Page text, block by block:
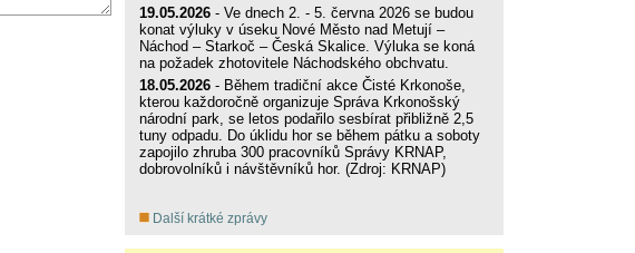
19.05.2026 - Ve dnech 2. - 5. června 2026 se budou
konat výluky v úseku Nové Město nad Metují –
Náchod – Starkoč – Česká Skalice. Výluka se koná
na požadek zhotovitele Náchodského obchvatu.
18.05.2026 - Během tradiční akce Čisté Krkonoše,
kterou každoročně organizuje Správa Krkonošský
národní park, se letos podařilo sesbírat přibližně 2,5
tuny odpadu. Do úklidu hor se během pátku a soboty
zapojilo zhruba 300 pracovníků Správy KRNAP,
dobrovolníků i návštěvníků hor. (Zdroj: KRNAP)
Další krátké zprávy